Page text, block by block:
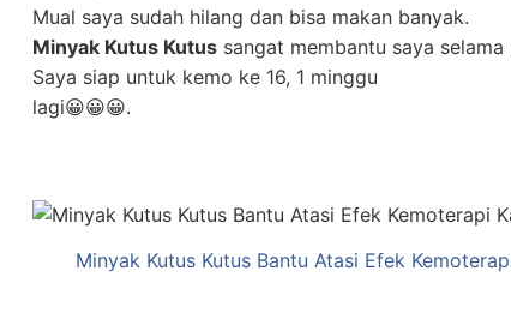
Mual saya sudah hilang dan bisa makan banyak.
Minyak Kutus Kutus sangat membantu saya
Saya siap untuk kemo ke 16, 1 minggu
lagi😀😀😀.
Minyak Kutus Kutus Bantu Atasi Efek